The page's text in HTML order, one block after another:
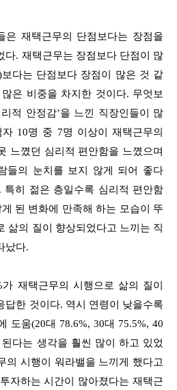
은 재택근무의 단점보다는 장점을
다. 재택근무는 장점보다 단점이 많
다는 단점보다 장점이 많은 것 같
은 비중을 차지한 것이다. 무엇보
적 안정감’을 느낀 직장인들이 많
10명 중 7명 이상이 재택근무의
느꼈던 심리적 편안함을 느꼈으며
들의 눈치를 보지 않게 되어 좋다
특히 젊은 층일수록 심리적 편안함
된 변화에 만족해 하는 모습이 뚜
삶의 질이 향상되었다고 느끼는 직
났다.
재택근무의 시행으로 삶의 질이
답한 것이다. 역시 연령이 낮을수록
도움(20대 78.6%, 30대 75.5%, 40
다는 생각을 훨씬 많이 하고 있었
의 시행이 워라밸을 느끼게 했다고
자하는 시간이 많아졌다는 재택근